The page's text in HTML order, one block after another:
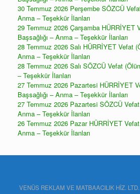
30 Temmuz 2026 Perşembe SÖZCÜ
Anma – Teşekkür İlanları
29 Temmuz 2026 Çarşamba HÜRRİYET
Başsağlığı – Anma – Teşekkür İlanları
28 Temmuz 2026 Salı HÜRRİYET Vefat
Anma – Teşekkür İlanları
28 Temmuz 2026 Salı SÖZCÜ Vefat
– Teşekkür İlanları
27 Temmuz 2026 Pazartesi HÜRRİYET
Başsağlığı – Anma – Teşekkür İlanları
27 Temmuz 2026 Pazartesi SÖZCÜ
Anma – Teşekkür İlanları
26 Temmuz 2026 Pazar HÜRRİYET
Anma – Teşekkür İlanları
VENÜS REKLAM VE MATBAACILIK HİZ.